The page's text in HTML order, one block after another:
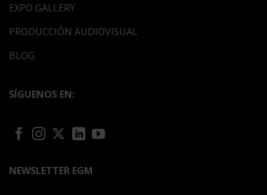
EXPO GALLERY
PRODUCCIÓN AUDIOVISUAL
BLOG
SÍGUENOS EN:
NEWSLETTER EGM